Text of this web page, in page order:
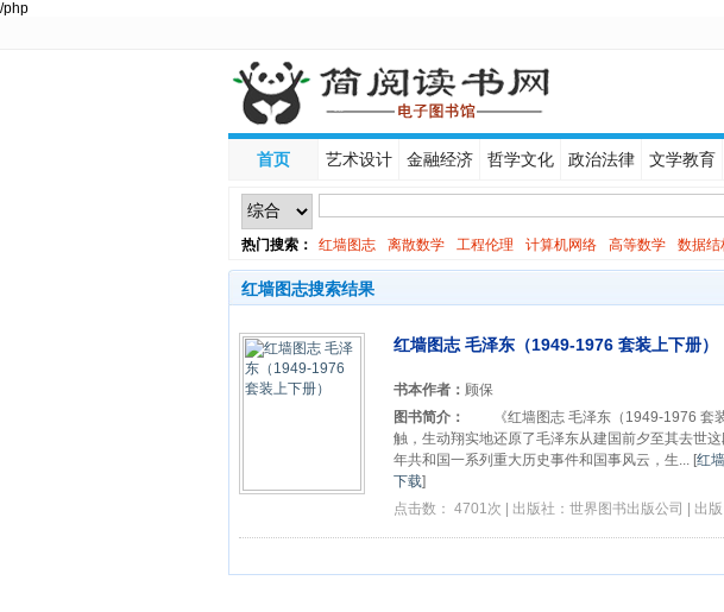
/php
首页 艺术设计 金融经济 哲学文化 政治法律 文学教育
热门搜索： 红墙图志 离散数学 工程伦理 计算机网络 高等数学 数据结
线性代数
红墙图志搜索结果
红墙图志 毛泽东（1949-1976 套装上下册）
书本作者： 顾保
图书简介：
《红墙图志 毛泽东（1949-1976 套装
触，生动翔实地还原了毛泽东从建国前夕至其去世
年共和国一系列重大历史事件和国事风云，生...
[红
下载]
点击数： 4701次 | 出版社：世界图书出版公司 | 出